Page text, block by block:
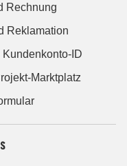
Rechnung
Reklamation
ID
Marktplatz